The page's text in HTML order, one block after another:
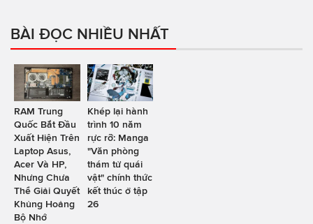
BÀI ĐỌC NHIỀU NHẤT
RAM Trung
Quốc Bắt Đầu
Xuất Hiện Trên
Laptop Asus,
Acer Và HP,
Nhưng Chưa
Thể Giải Quyết
Khủng Hoảng
Bộ Nhớ
Khép lại hành
trình 10 năm
rực rỡ: Manga
"Văn phòng
thám tử quái
vật" chính thức
kết thúc ở tập
26